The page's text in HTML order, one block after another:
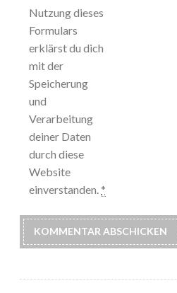
Nutzung dieses
Formulars
erklärst du dich
mit der
Speicherung
und
Verarbeitung
deiner Daten
durch diese
Website
einverstanden. *